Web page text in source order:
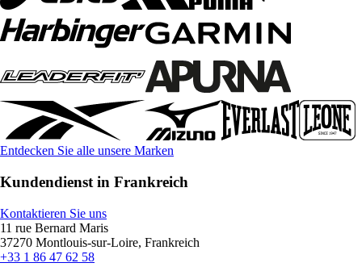
Entdecken Sie alle unsere Marken
Kundendienst in Frankreich
Kontaktieren Sie uns
11 rue Bernard Maris
37270 Montlouis-sur-Loire, Frankreich
+33 1 86 47 62 58